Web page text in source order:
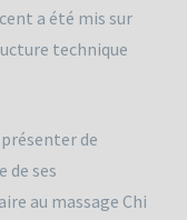
a été mis sur
technique
de
de ses
au massage Chi